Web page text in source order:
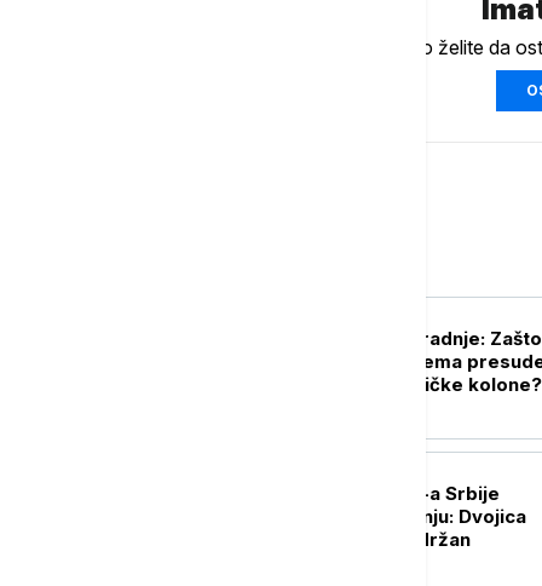
Ukoliko želite da
Zid ćutanja i nesaradnje:
posle 31 godine nema
raketiranje izbegličke kolone?
Tri policajca MUP-a Srbije
privedena na Jarinju: Dvojica
pušteni, jedan zadržan